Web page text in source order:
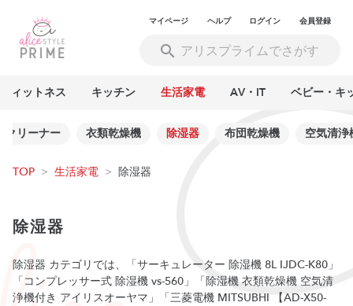
マイページ ヘルプ ログイン 会員登録
フィットネス キッチン 生活家電 AV・IT ベビー・キ
クリーナー 衣類乾燥機 除湿器 布団乾燥機 空気清浄
TOP > 生活家電 > 除湿器
除湿器
除湿器 カテゴリでは、「サーキュレーター 除湿機 8L IJDC-K80」
「コンプレッサー式 除湿機 vs-560」「除湿機 衣類乾燥機 空気清
浄機付き アイリスオーヤマ」「三菱電機 MITSUBHI 【AD-X50-